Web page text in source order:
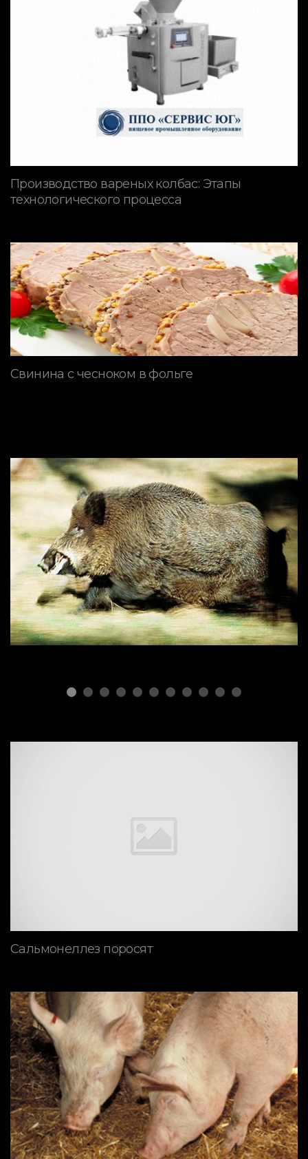
Производство вареных колбас: Этапы
технологического процесса
Свинина с чесноком в фольге
ПОРОДЫ СВИНЕЙ
Дикий кабан
Сальмонеллез поросят